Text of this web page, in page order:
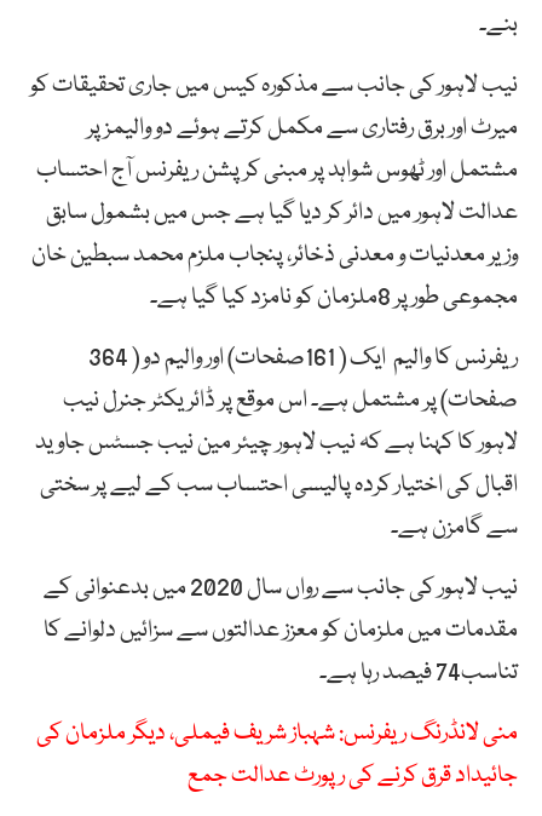
بنے۔
نیب لاہور کی جانب سے مذکورہ کیس میں جاری تحقیقات کو
میرٹ اور برق رفتاری سے مکمل کرتے ہوئے دو والیمز پر
مشتمل اور ٹھوس شواہد پر مبنی کرپشن ریفرنس آج احتساب
عدالت لاہور میں دائر کر دیا گیا ہے جس میں بشمول سابق
وزیر معدنیات و معدنی ذخائر، پنجاب ملزم محمد سبطین خان
مجموعی طور پر 8ملزمان کو نامزد کیا گیا ہے۔
ریفرنس کا والیم ایک ( 161صفحات) اور والیم دو ( 364
صفحات) پر مشتمل ہے۔ اس موقع پر ڈائریکٹر جنرل نیب
لاہور کا کہنا ہے کہ نیب لاہور چیئر مین نیب جسٹس جاوید
اقبال کی اختیار کردہ پالیسی احتساب سب کے لیے پر سختی
سے گامزن ہے۔
نیب لاہور کی جانب سے رواں سال 2020 میں بدعنوانی کے
مقدمات میں ملزمان کو معزز عدالتوں سے سزائیں دلوانے کا
تناسب74 فیصد رہا ہے۔
منی لانڈرنگ ریفرنس: شہباز شریف فیملی، دیگر ملزمان کی
جائیداد قرق کرنے کی رپورٹ عدالت جمع